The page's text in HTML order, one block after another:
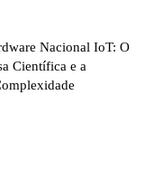
Nacional IoT: O
Científica e a